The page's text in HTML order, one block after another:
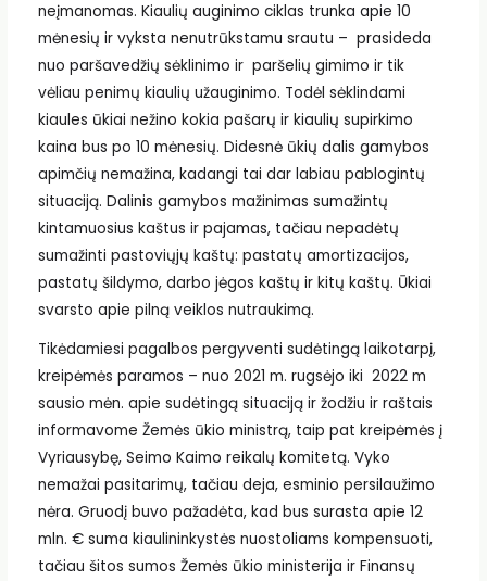
neįmanomas. Kiaulių auginimo ciklas trunka apie 10
mėnesių ir vyksta nenutrūkstamu srautu – prasideda
nuo paršavedžių sėklinimo ir paršelių gimimo ir tik
vėliau penimų kiaulių užauginimo. Todėl sėklindami
kiaules ūkiai nežino kokia pašarų ir kiaulių supirkimo
kaina bus po 10 mėnesių. Didesnė ūkių dalis gamybos
apimčių nemažina, kadangi tai dar labiau pablogintų
situaciją. Dalinis gamybos mažinimas sumažintų
kintamuosius kaštus ir pajamas, tačiau nepadėtų
sumažinti pastoviųjų kaštų: pastatų amortizacijos,
pastatų šildymo, darbo jėgos kaštų ir kitų kaštų. Ūkiai
svarsto apie pilną veiklos nutraukimą.
Tikėdamiesi pagalbos pergyventi sudėtingą laikotarpį,
kreipėmės paramos – nuo 2021 m. rugsėjo iki 2022 m
sausio mėn. apie sudėtingą situaciją ir žodžiu ir raštais
informavome Žemės ūkio ministrą, taip pat kreipėmės į
Vyriausybę, Seimo Kaimo reikalų komitetą. Vyko
nemažai pasitarimų, tačiau deja, esminio persilaužimo
nėra. Gruodį buvo pažadėta, kad bus surasta apie 12
mln. € suma kiaulininkystės nuostoliams kompensuoti,
tačiau šitos sumos Žemės ūkio ministerija ir Finansų